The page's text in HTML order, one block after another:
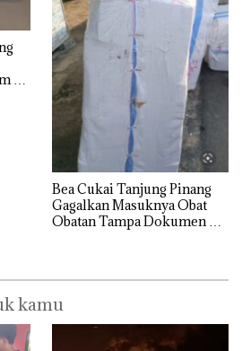
Bea Cukai Tanjung Pinang
Gagalkan Masuknya Obat
Obatan Tampa Dokumen Ke
kamu